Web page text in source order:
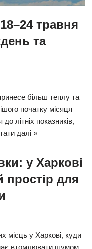
травня
та
більш теплу та
початку місяця
літніх показників,
далі »
у Харкові
простір для
місць у Харкові, куди
втомлювати шумом,